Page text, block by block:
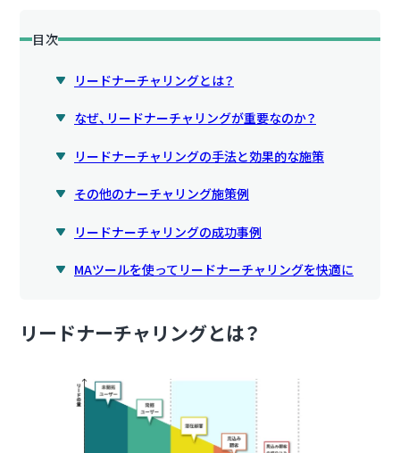
目次
リードナーチャリングとは？
なぜ、リードナーチャリングが重要なのか？
リードナーチャリングの手法と効果的な施策
その他のナーチャリング施策例
リードナーチャリングの成功事例
MAツールを使ってリードナーチャリングを快適に
リードナーチャリングとは？